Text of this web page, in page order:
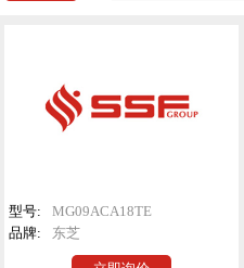
型号:
MG09ACA18TE
品牌:
东芝